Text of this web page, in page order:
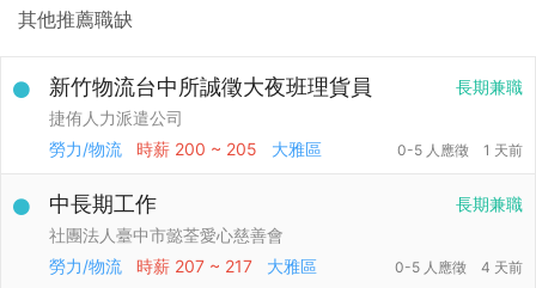
其他推薦職缺
長期兼職
新竹物流台中所誠徵大夜班理貨員
捷侑人力派遣公司
勞力/物流
時薪 200 ~ 205 大雅區 0-5 人應徵 1 天前
長期兼職
中長期工作
社團法人臺中市懿荃愛心慈善會
勞力/物流
時薪 207 ~ 217 大雅區 0-5 人應徵 4 天前